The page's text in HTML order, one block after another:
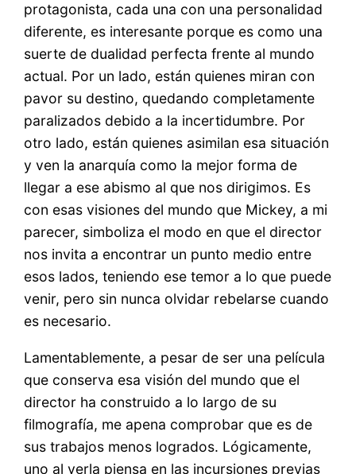
protagonista, cada una con una personalidad
diferente, es interesante porque es como una
suerte de dualidad perfecta frente al mundo
actual. Por un lado, están quienes miran con
pavor su destino, quedando completamente
paralizados debido a la incertidumbre. Por
otro lado, están quienes asimilan esa situación
y ven la anarquía como la mejor forma de
llegar a ese abismo al que nos dirigimos. Es
con esas visiones del mundo que Mickey, a mi
parecer, simboliza el modo en que el director
nos invita a encontrar un punto medio entre
esos lados, teniendo ese temor a lo que puede
venir, pero sin nunca olvidar rebelarse cuando
es necesario.
Lamentablemente, a pesar de ser una película
que conserva esa visión del mundo que el
director ha construido a lo largo de su
filmografía, me apena comprobar que es de
sus trabajos menos logrados. Lógicamente,
uno al verla piensa en las incursiones previas